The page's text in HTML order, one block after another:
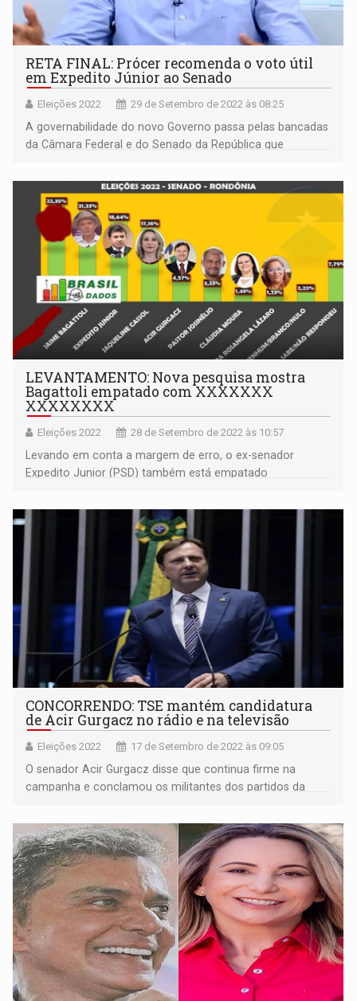
RETA FINAL: Prócer recomenda o voto útil
em Expedito Júnior ao Senado
Eleições 2022 29 de Setembro de 2022 às 08:25
A governabilidade do novo Governo passa pelas bancadas
da Câmara Federal e do Senado da República que
LEVANTAMENTO: Nova pesquisa mostra
Bagattoli empatado com XXXXXXX
XXXXXXXX
Eleições 2022 28 de Setembro de 2022 às 10:57
Levando em conta a margem de erro, o ex-senador
Expedito Junior (PSD) também está empatado
CONCORRENDO: TSE mantém candidatura
de Acir Gurgacz no rádio e na televisão
Eleições 2022 17 de Setembro de 2022 às 09:05
O senador Acir Gurgacz disse que continua firme na
campanha e conclamou os militantes dos partidos da
candidatura para reforçarem a campanha nesses últimos
dias